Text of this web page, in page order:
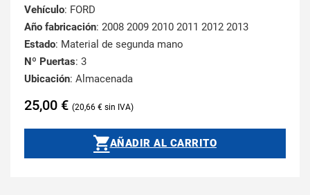
Vehículo: FORD
Año fabricación: 2008 2009 2010 2011 2012 2013
Estado: Material de segunda mano
Nº Puertas: 3
Ubicación: Almacenada
25,00 € 20,66 €
AÑADIR AL CARRITO